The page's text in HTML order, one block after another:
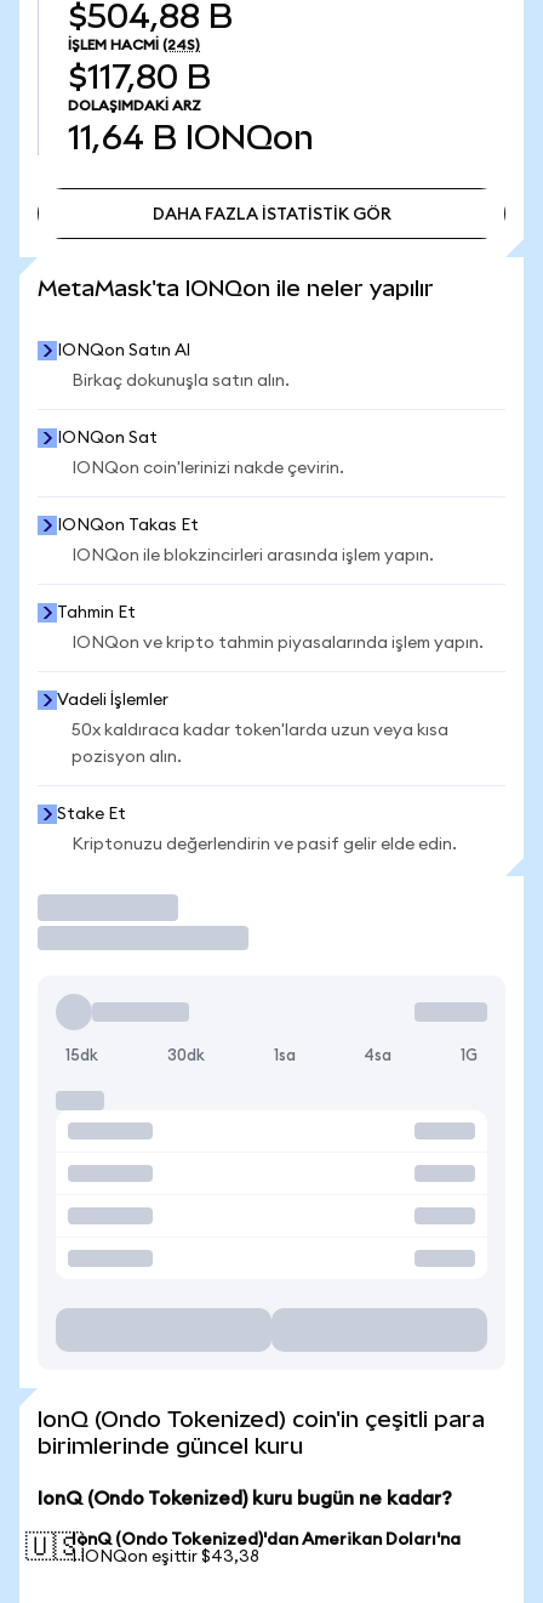
$504,88 B
İŞLEM HACMI (24S)
$117,80 B
DOLAŞIMDAKI ARZ
11,64 B IONQon
DAHA FAZLA İSTATİSTİK GÖR
MetaMask'ta IONQon ile neler yapılır
IONQon Satın Al
Birkaç dokunuşla satın alın.
IONQon Sat
IONQon coin'lerinizi nakde çevirin.
IONQon Takas Et
IONQon ile blokzincirleri arasında işlem yapın.
Tahmin Et
IONQon ve kripto tahmin piyasalarında işlem yapın.
Vadeli İşlemler
50x kaldıraca kadar token'larda uzun veya kısa
pozisyon alın.
Stake Et
Kriptonuzu değerlendirin ve pasif gelir elde edin.
15dk 30dk 1sa 4sa 1G
IonQ (Ondo Tokenized) coin'in çeşitli para
birimlerinde güncel kuru
IonQ (Ondo Tokenized) kuru bugün ne kadar?
🇺🇸IonQ (Ondo Tokenized)'dan Amerikan Doları'na
1 IONQon eşittir $43,38